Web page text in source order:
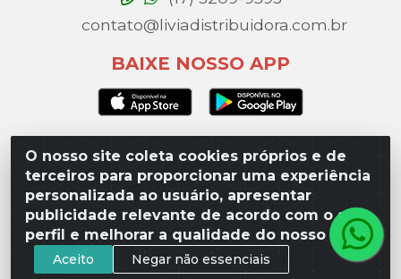
O nosso site coleta cookies próprios e de
terceiros para proporcionar uma experiência
personalizada ao usuário, apresentar
publicidade relevante de acordo com o seu
perfil e melhorar a qualidade do nosso site.
Aceito Negar não essenciais
contato@liviadistribuidora.com.br
BAIXE NOSSO APP
Lívia Distribuidora - Av. Percy Gandini, 329 – Vila
Toninho, São José do Rio Preto / SP - CEP 15077-
000 - CNPJ 49.975.923/0003-10